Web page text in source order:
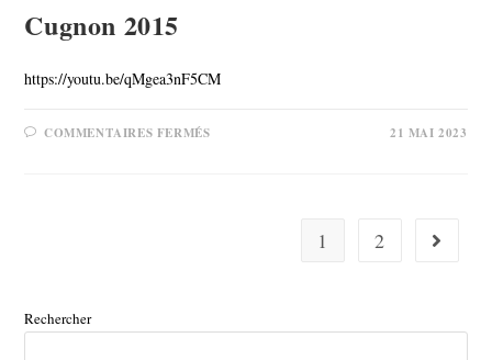
Cugnon 2015
https://youtu.be/qMgea3nF5CM
COMMENTAIRES FERMÉS 21 MAI 2023
1 2
Rechercher